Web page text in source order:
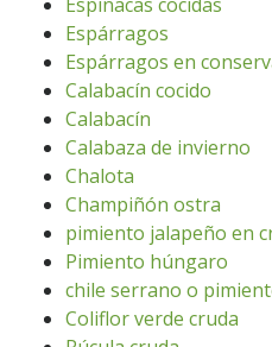
Espárragos
Espárragos en
Calabacín cocido
Calabacín
Calabaza de invierno
Chalota
Champiñón ostra
pimiento jalapeño en
Pimiento húngaro
chile serrano o
Coliflor verde cruda